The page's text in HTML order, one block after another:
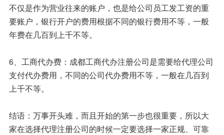
不仅是作为营业往来的账户，也是给公司员工发工资的重
要账户，银行开户的费用根据不同的银行费用不等，一般
年费在几百到上千不等。
6、工商代办费：成都工商代办注册公司是需要给代理公司
支付代办费用，不同的公司代办费用不等，一般在几百到
上千不等。
结语：万事开头难，而且开始的第一步也很重要，所以大
家在选择代理注册公司的时候一定要选择一家正规、可靠